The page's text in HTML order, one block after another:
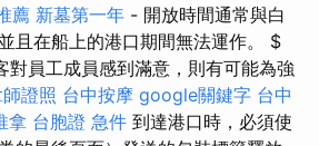
薦 新墓第一年 - 開放時間通常與白
且在船上的港口期間無法運作。 $
員工成員感到滿意，則有可能為強
證照 台中按摩 google關鍵字 台中
拿 台胞證 急件 到達港口時，必須使